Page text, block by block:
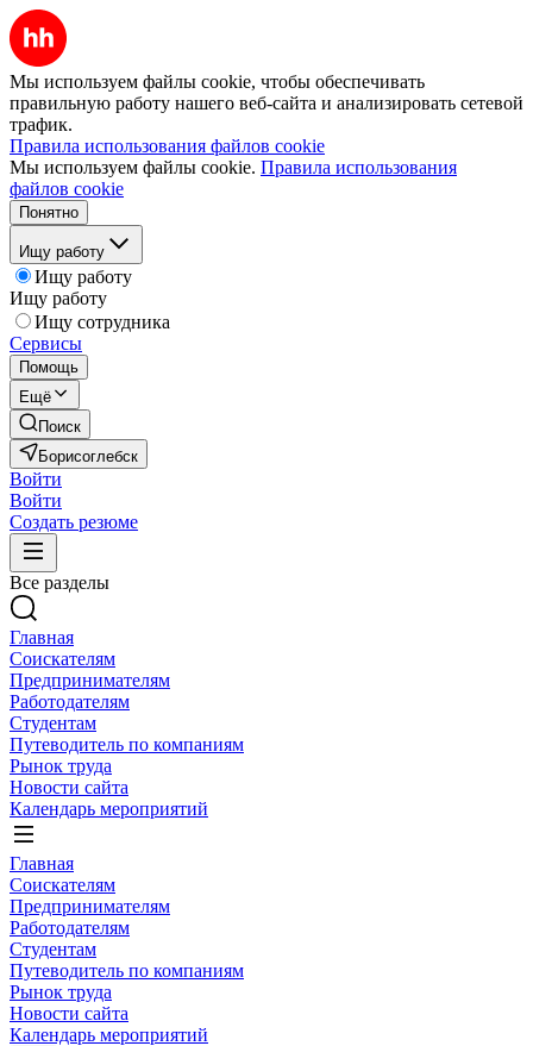
Мы используем файлы cookie, чтобы обеспечивать
правильную работу нашего веб-сайта и анализировать сетевой
трафик.
Правила использования файлов cookie
Мы используем файлы cookie. Правила использования
файлов cookie
Понятно
Ищу работу
Ищу работу
Ищу работу
Ищу сотрудника
Сервисы
Помощь
Ещё
Поиск
Борисоглебск
Войти
Войти
Создать резюме
Все разделы
Главная
Соискателям
Предпринимателям
Работодателям
Студентам
Путеводитель по компаниям
Рынок труда
Новости сайта
Календарь мероприятий
Главная
Соискателям
Предпринимателям
Работодателям
Студентам
Путеводитель по компаниям
Рынок труда
Новости сайта
Календарь мероприятий